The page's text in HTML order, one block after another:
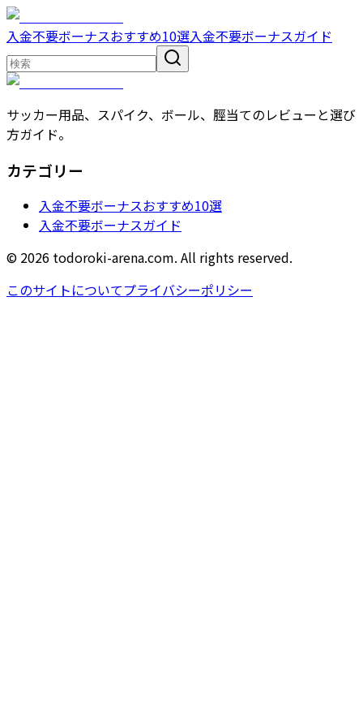
入金不要ボーナスおすすめ10選入金不要ボーナスガイド
サッカー用品、スパイク、ボール、脛当てのレビューと選び
方ガイド。
カテゴリー
入金不要ボーナスおすすめ10選
入金不要ボーナスガイド
© 2026 todoroki-arena.com. All rights reserved.
このサイトについてプライバシーポリシー